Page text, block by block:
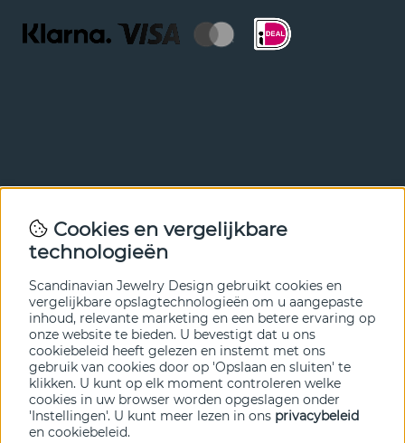
Met onze nieuwsbrief ben je als eerste op de hoogte van
nieuws en aanbiedingen. Meld je hieronder aan.
VERZENDEN
Cookies en vergelijkbare
technologieën
Scandinavian Jewelry Design gebruikt cookies en
vergelijkbare opslagtechnologieën om u aangepaste
inhoud, relevante marketing en een betere ervaring op
onze website te bieden. U bevestigt dat u ons
cookiebeleid heeft gelezen en instemt met ons
gebruik van cookies door op 'Opslaan en sluiten' te
klikken. U kunt op elk moment controleren welke
cookies in uw browser worden opgeslagen onder
'Instellingen'. U kunt meer lezen in ons privacybeleid
en cookiebeleid.